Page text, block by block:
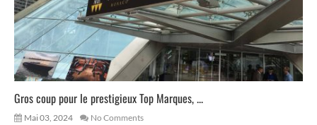
Gros coup pour le prestigieux Top Marques, ...
Mai 03, 2024 No Comments